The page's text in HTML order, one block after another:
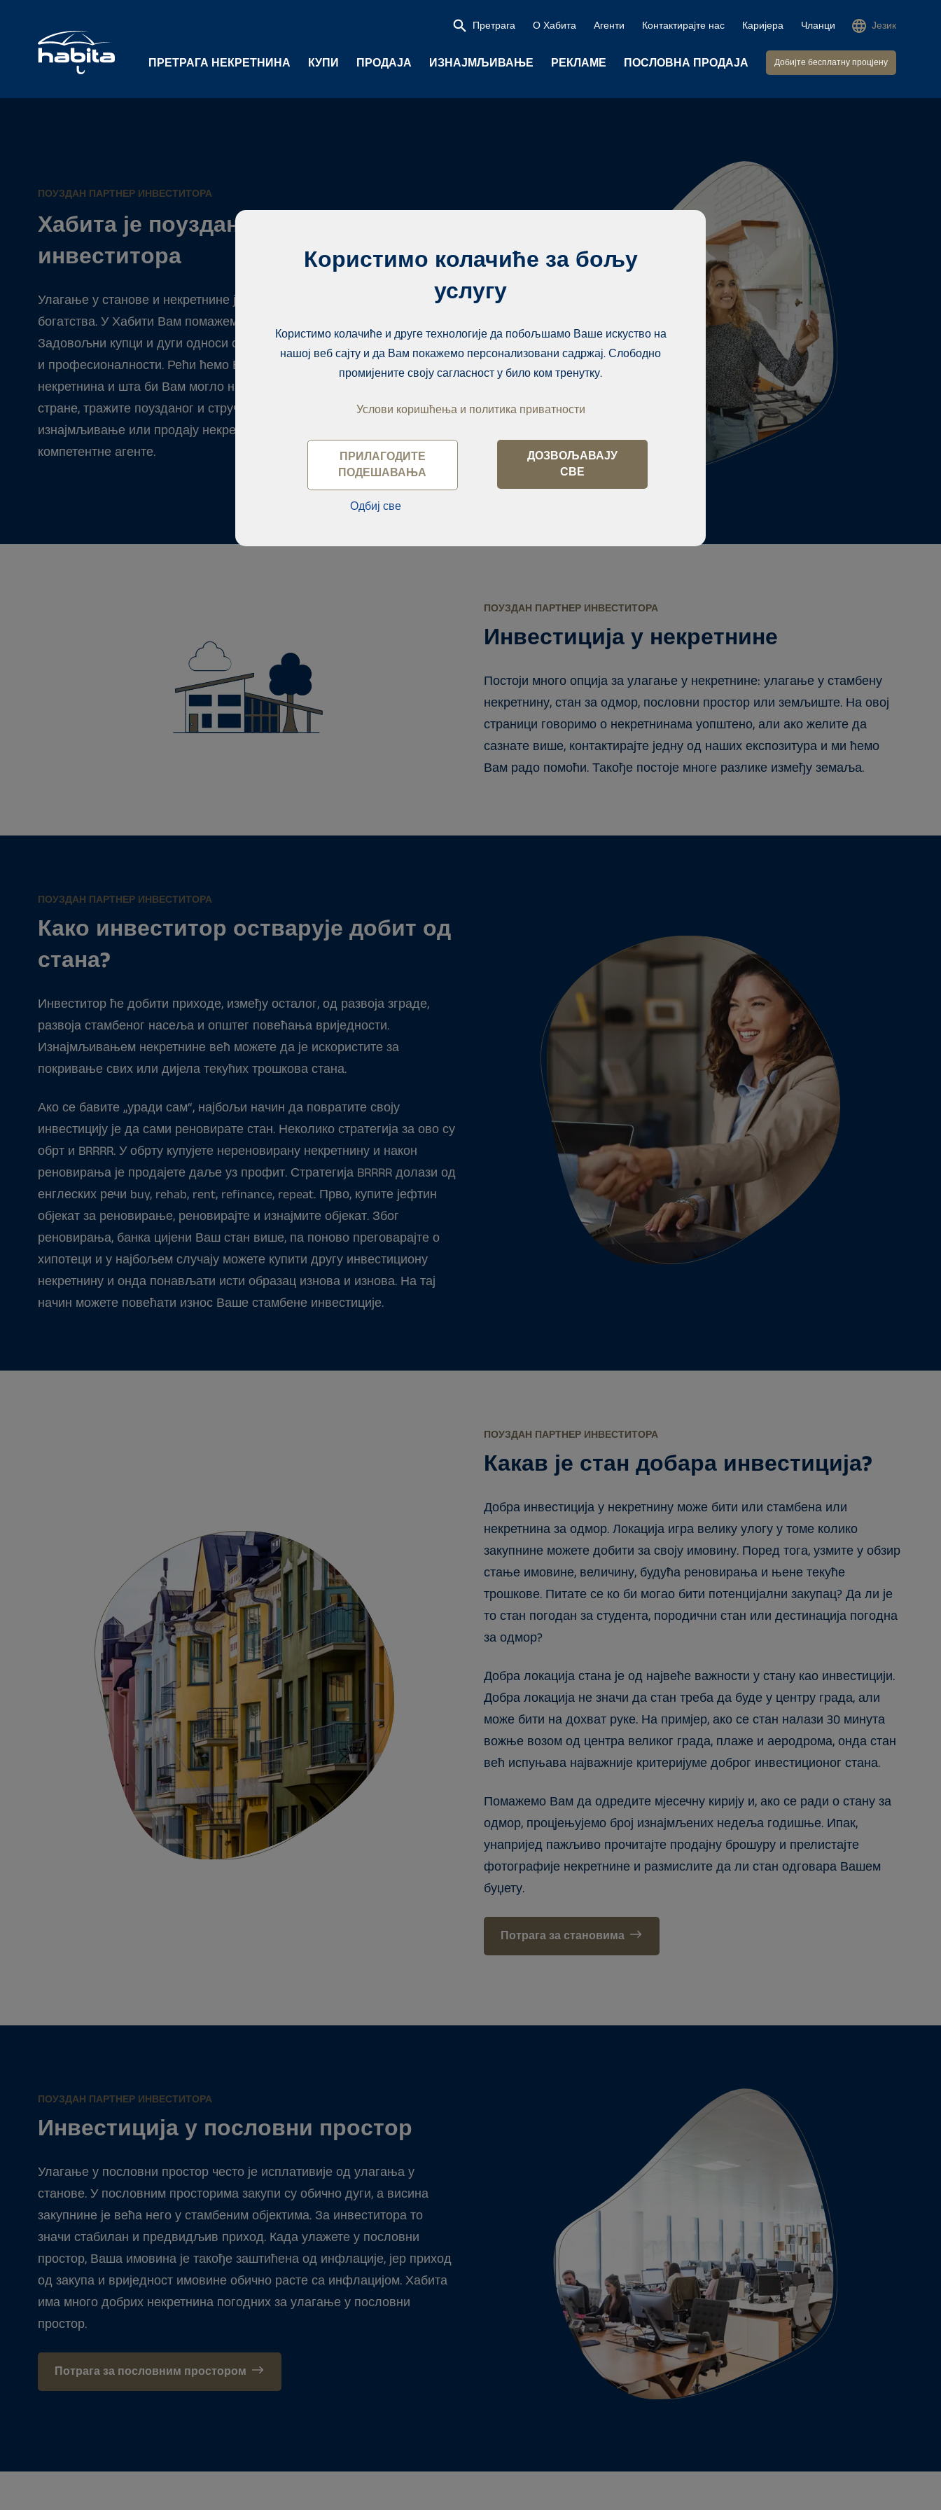
ПРЕТРАГА НЕКРЕТНИНА КУПИ ПРОДАЈА ИЗНАЈМЉИВАЊЕ РЕКЛАМЕ ПОСЛОВНА ПРОДАЈА Добијте бесплатну процјену
Претрага О Хабита Агенти Контактирајте нас Каријера Чланци Језик
ПОУЗДАН ПАРТНЕР ИНВЕСТИТОРА
Хабита је поуздан партнер
инвеститора
Улагање у станове и некретнине је сигуран начин за повећање
богатства. У Хабити Вам помажемо да пронађете најбољу инвестицију.
Задовољни купци и дуги односи са купцима говоре о нашем искуству
и професионалности. Рећи ћемо Вам о различитим опцијама
некретнина и шта би Вам могло најбоље одговарати. Ако, с друге
стране, тражите поузданог и стручног агента за некретнине за
изнајмљивање или продају некретнина, онда код нас можете пронаћи
компетентне агенте.
ПОУЗДАН ПАРТНЕР ИНВЕСТИТОРА
Инвестиција у некретнине
Постоји много опција за улагање у некретнине: улагање у стамбену
некретнину, стан за одмор, пословни простор или земљиште. На овој
страници говоримо о некретнинама уопштено, али ако желите да
сазнате више, контактирајте једну од наших експозитура и ми ћемо
Вам радо помоћи. Такође постоје многе разлике између земаља.
ПОУЗДАН ПАРТНЕР ИНВЕСТИТОРА
Како инвеститор остварује добит од
стана?
Инвеститор ће добити приходе, између осталог, од развоја зграде,
развоја стамбеног насеља и општег повећања вриједности.
Изнајмљивањем некретнине већ можете да је искористите за
покривање свих или дијела текућих трошкова стана.
Ако се бавите „уради сам“, најбољи начин да повратите своју
инвестицију је да сами реновирате стан. Неколико стратегија за ово су
обрт и BRRRR. У обрту купујете нереновирану некретнину и након
реновирања је продајете даље уз профит. Стратегија BRRRR долази од
енглеских речи buy, rehab, rent, refinance, repeat. Прво, купите јефтин
објекат за реновирање, реновирајте и изнајмите објекат. Због
реновирања, банка цијени Ваш стан више, па поново преговарајте о
хипотеци и у најбољем случају можете купити другу инвестициону
некретнину и онда понављати исти образац изнова и изнова. На тај
начин можете повећати износ Ваше стамбене инвестиције.
ПОУЗДАН ПАРТНЕР ИНВЕСТИТОРА
Какав је стан добара инвестиција?
Добра инвестиција у некретнину може бити или стамбена или
некретнина за одмор. Локација игра велику улогу у томе колико
закупнине можете добити за своју имовину. Поред тога, узмите у обзир
стање имовине, величину, будућа реновирања и њене текуће
трошкове. Питате се ко би могао бити потенцијални закупац? Да ли је
то стан погодан за студента, породични стан или дестинација погодна
за одмор?
Добра локација стана је од највеће важности у стану као инвестицији.
Добра локација не значи да стан треба да буде у центру града, али
може бити на дохват руке. На примјер, ако се стан налази 30 минута
вожње возом од центра великог града, плаже и аеродрома, онда стан
већ испуњава најважније критеријуме доброг инвестиционог стана.
Помажемо Вам да одредите мјесечну кирију и, ако се ради о стану за
одмор, процјењујемо број изнајмљених недеља годишње. Ипак,
унапријед пажљиво прочитајте продајну брошуру и прелистајте
фотографије некретнине и размислите да ли стан одговара Вашем
буџету.
Потрага за становима
ПОУЗДАН ПАРТНЕР ИНВЕСТИТОРА
Инвестиција у пословни простор
Улагање у пословни простор често је исплативије од улагања у
станове. У пословним просторима закупи су обично дуги, а висина
закупнине је већа него у стамбеним објектима. За инвеститора то
значи стабилан и предвидљив приход. Када улажете у пословни
простор, Ваша имовина је такође заштићена од инфлације, јер приход
од закупа и вриједност имовине обично расте са инфлацијом. Хабита
има много добрих некретнина погодних за улагање у пословни
простор.
Потрага за пословним простором
Користимо колачиће за бољу
услугу
Користимо колачиће и друге технологије да побољшамо Ваше искуство на
нашој веб сајту и да Вам покажемо персонализовани садржај. Слободно
промијените своју сагласност у било ком тренутку.
Услови коришћења и политика приватности
ПРИЛАГОДИТЕ
ПОДЕШАВАЊА
Одбиј све
ДОЗВОЉАВАЈУ
СВЕ